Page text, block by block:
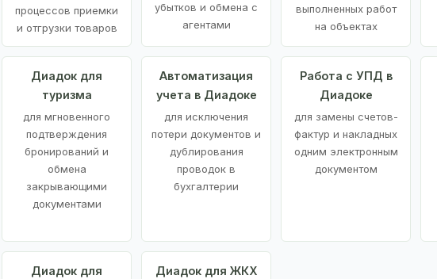
процессов приемки
и отгрузки товаров
убытков и обмена с
агентами
выполненных работ
на объектах
Диадок для
туризма
для мгновенного
подтверждения
бронирований и
обмена
закрывающими
документами
Автоматизация
учета в Диадоке
для исключения
потери документов и
дублирования
проводок в
бухгалтерии
Работа с УПД в
Диадоке
для замены счетов-
фактур и накладных
одним электронным
документом
Диадок для
Диадок для ЖКХ